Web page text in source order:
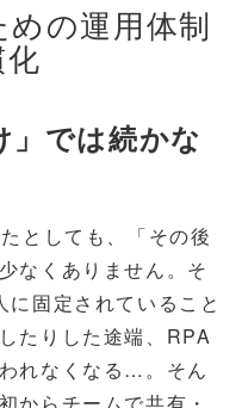
の運用体制
」では続かな
としても、「その後
なくありません。そ
固定されていること
たりした途端、RPA
れなくなる…。そん